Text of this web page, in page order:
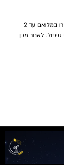
הפעילות בניכוי 5% דמי טיפול. לאחר מכן